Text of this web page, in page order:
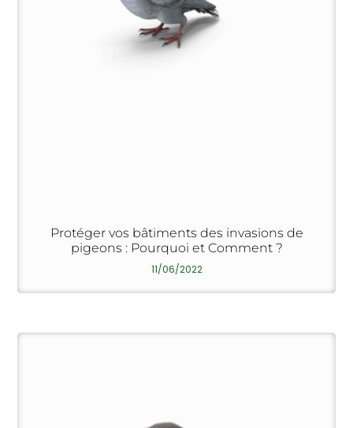
Protéger vos bâtiments des invasions de
pigeons : Pourquoi et Comment ?
11/06/2022